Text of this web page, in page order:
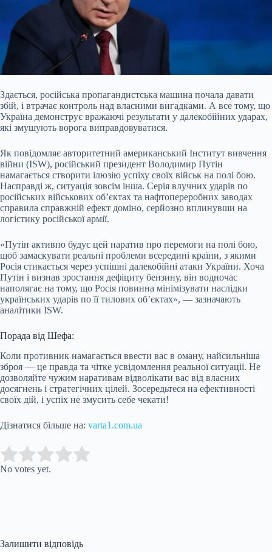
Здається, російська пропагандистська машина почала давати
збій, і втрачає контроль над власними вигадками. А все тому, що
Україна демонструє вражаючі результати у далекобійних ударах,
які змушують ворога виправдовуватися.
Як повідомляє авторитетний американський Інститут вивчення
війни (ISW), російський президент Володимир Путін
намагається створити ілюзію успіху своїх військ на полі бою.
Насправді ж, ситуація зовсім інша. Серія влучних ударів по
російських військових об’єктах та нафтопереробних заводах
справила справжній ефект доміно, серйозно вплинувши на
логістику російської армії.
«Путін активно будує цей наратив про перемоги на полі бою,
щоб замаскувати реальні проблеми всередині країни, з якими
Росія стикається через успішні далекобійні атаки України. Хоча
Путін і визнав зростання дефіциту бензину, він водночас
наполягає на тому, що Росія повинна мінімізувати наслідки
українських ударів по її тилових об’єктах», — зазначають
аналітики ISW.
Порада від Шефа:
Коли противник намагається ввести вас в оману, найсильніша
зброя — це правда та чітке усвідомлення реальної ситуації. Не
дозволяйте чужим наративам відволікати вас від власних
досягнень і стратегічних цілей. Зосередьтеся на ефективності
своїх дій, і успіх не змусить себе чекати!
Дізнатися більше на: varta1.com.ua
Rate this item:
No votes yet.
Залишити відповідь